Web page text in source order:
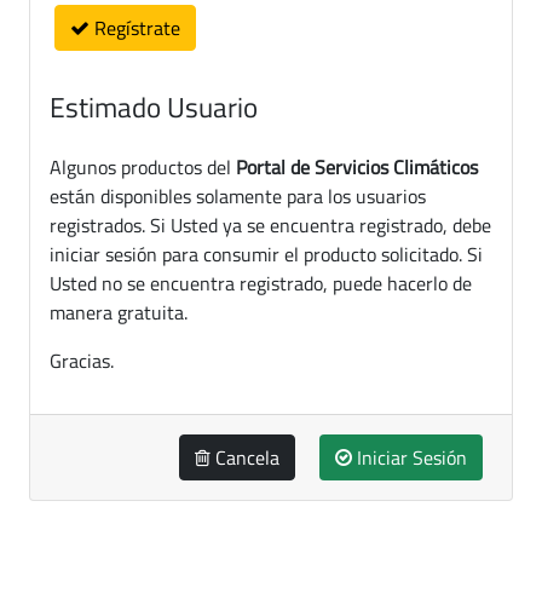
Regístrate
Estimado Usuario
Algunos productos del Portal de Servicios Climáticos
están disponibles solamente para los usuarios
registrados. Si Usted ya se encuentra registrado, debe
iniciar sesión para consumir el producto solicitado. Si
Usted no se encuentra registrado, puede hacerlo de
manera gratuita.
Gracias.
Cancela Iniciar Sesión